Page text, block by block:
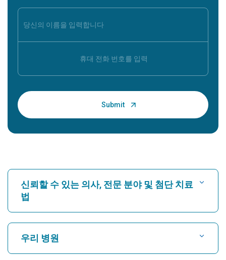
신뢰할 수 있는 의사, 전문 분야 및 첨단 치료
법
병원 찾기
우리 병원